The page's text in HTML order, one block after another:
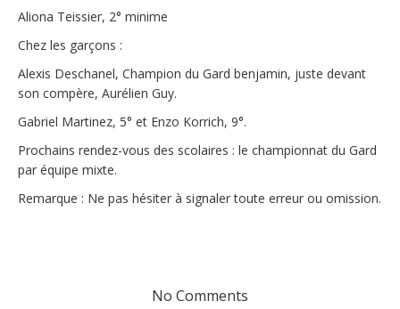
Aliona Teissier, 2° minime
Chez les garçons :
Alexis Deschanel, Champion du Gard benjamin, juste devant
son compère, Aurélien Guy.
Gabriel Martinez, 5° et Enzo Korrich, 9°.
Prochains rendez-vous des scolaires : le championnat du Gard
par équipe mixte.
Remarque : Ne pas hésiter à signaler toute erreur ou omission.
No Comments